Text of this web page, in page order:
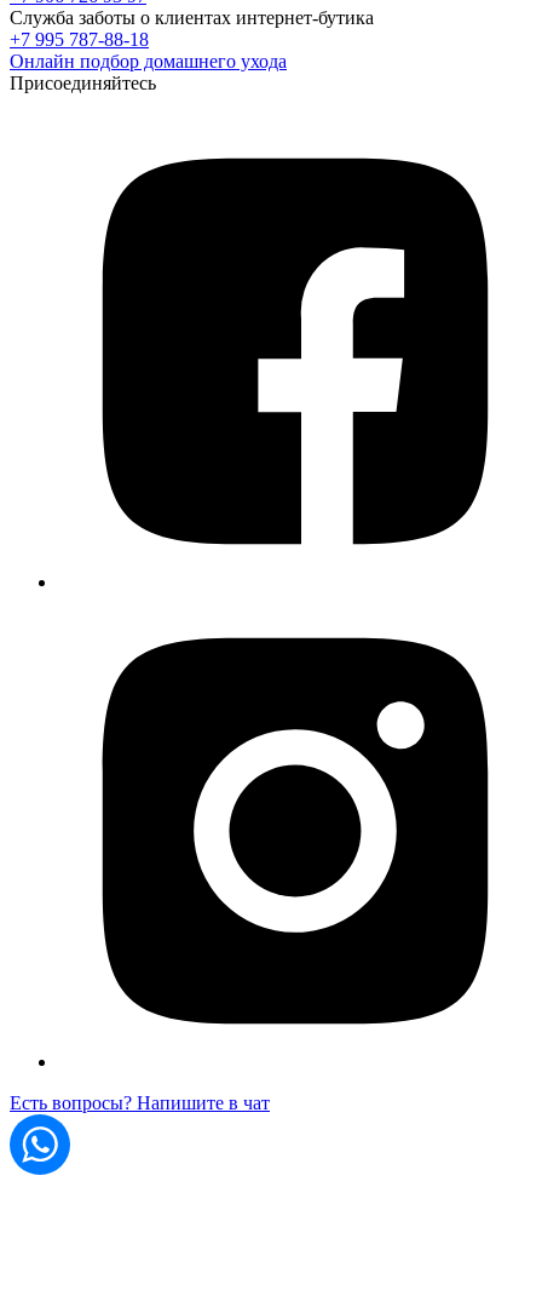
Служба заботы о клиентах интернет-бутика
+7 995 787-88-18
Онлайн подбор домашнего ухода
Присоединяйтесь
Есть вопросы? Напишите в чат